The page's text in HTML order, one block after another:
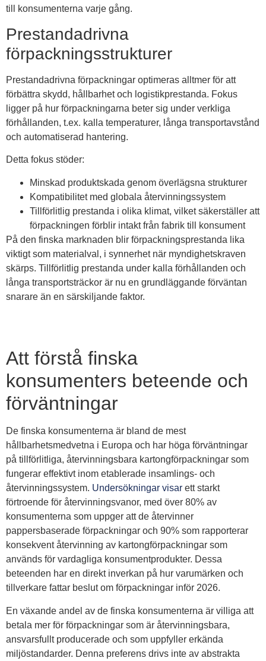
till konsumenterna varje gång.
Prestandadrivna
förpackningsstrukturer
Prestandadrivna förpackningar optimeras alltmer för att
förbättra skydd, hållbarhet och logistikprestanda. Fokus
ligger på hur förpackningarna beter sig under verkliga
förhållanden, t.ex. kalla temperaturer, långa transportavstånd
och automatiserad hantering.
Detta fokus stöder:
Minskad produktskada genom överlägsna strukturer
Kompatibilitet med globala återvinningssystem
Tillförlitlig prestanda i olika klimat, vilket säkerställer att
förpackningen förblir intakt från fabrik till konsument
På den finska marknaden blir förpackningsprestanda lika
viktigt som materialval, i synnerhet när myndighetskraven
skärps. Tillförlitlig prestanda under kalla förhållanden och
långa transportsträckor är nu en grundläggande förväntan
snarare än en särskiljande faktor.
Att förstå finska
konsumenters beteende och
förväntningar
De finska konsumenterna är bland de mest
hållbarhetsmedvetna i Europa och har höga förväntningar
på tillförlitliga, återvinningsbara kartongförpackningar som
fungerar effektivt inom etablerade insamlings- och
återvinningssystem. Undersökningar visar ett starkt
förtroende för återvinningsvanor, med över 80% av
konsumenterna som uppger att de återvinner
pappersbaserade förpackningar och 90% som rapporterar
konsekvent återvinning av kartongförpackningar som
används för vardagliga konsumentprodukter. Dessa
beteenden har en direkt inverkan på hur varumärken och
tillverkare fattar beslut om förpackningar inför 2026.
En växande andel av de finska konsumenterna är villiga att
betala mer för förpackningar som är återvinningsbara,
ansvarsfullt producerade och som uppfyller erkända
miljöstandarder. Denna preferens drivs inte av abstrakta